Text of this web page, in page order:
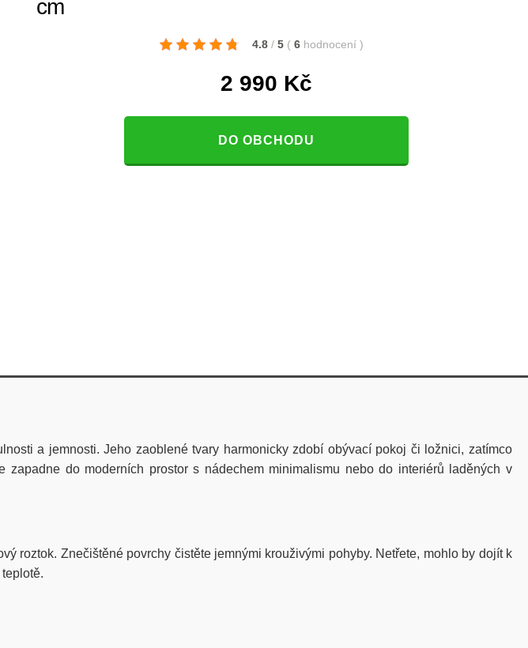
cm
4.8 / 5 ( 6 hodnocení )
2 990 Kč
DO OBCHODU
a jemnosti. Jeho zaoblené tvary harmonicky zdobí obývací pokoj či ložnici, zatímco
do moderních prostor s nádechem minimalismu nebo do interiérů laděných v
roztok. Znečištěné povrchy čistěte jemnými krouživými pohyby. Netřete, mohlo by dojít k